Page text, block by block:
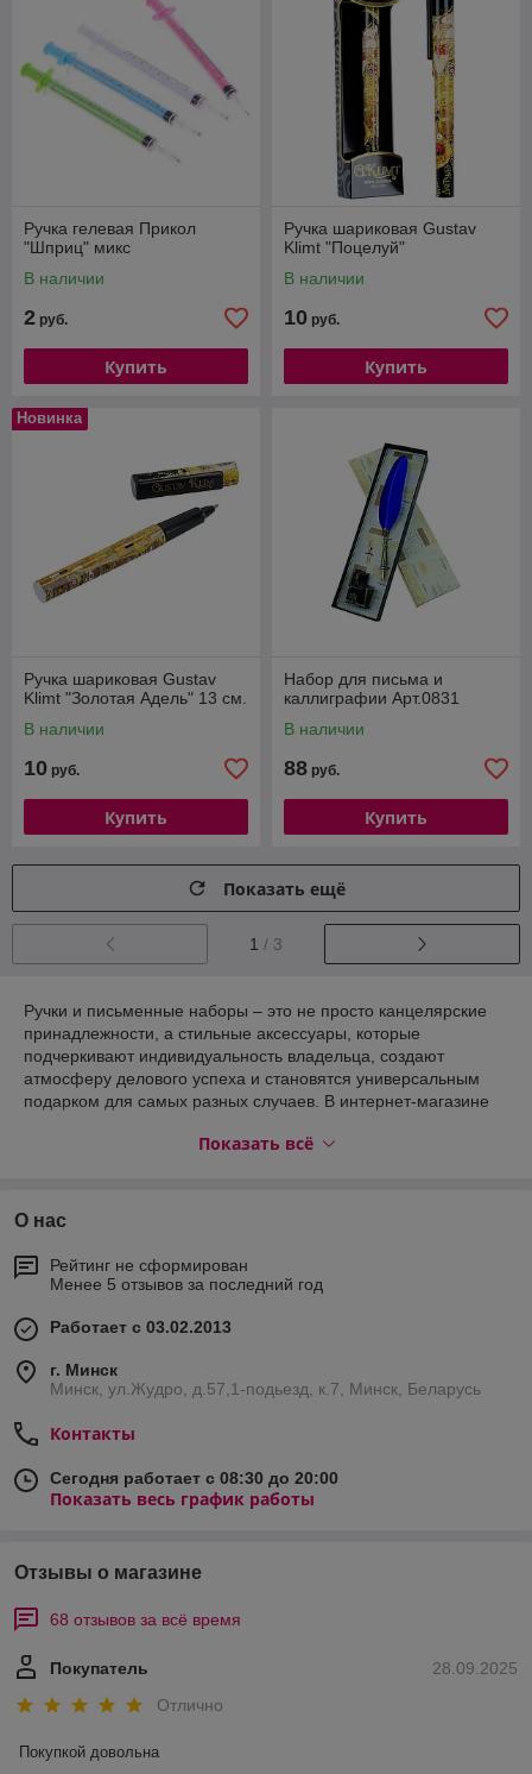
Ручка гелевая Прикол
"Шприц" микс
В наличии
2 руб.
Купить
Ручка шариковая Gustav
Klimt "Поцелуй"
В наличии
10 руб.
Купить
Новинка
Ручка шариковая Gustav
Klimt "Золотая Адель" 13 см.
В наличии
10 руб.
Купить
Набор для письма и
каллиграфии Арт.0831
В наличии
88 руб.
Купить
Показать ещё
1 / 3
Ручки и письменные наборы – это не просто канцелярские
принадлежности, а стильные аксессуары, которые
подчеркивают индивидуальность владельца, создают
атмосферу делового успеха и становятся универсальным
подарком для самых разных случаев. В интернет-магазине
комплектов, чтобы каждый покупатель мог легко найти
Что объединяет товары группы
ценность. Они предназначены для письма, заметок,
подписания документов и одновременно служат элементом
имиджа. Независимо от того, выбираете ли вы отдельную
ручку или полный письменный набор, каждый товар
объединяет:
высокое качество материалов;
возможность подарочной подачи.
повседневного использования. Легкие, надежные, с
Перьевые ручки– символ статуса и утонченного
почерка.
Роллеры– современное решение, сочетающее
шариковой.
Показать всё
О нас
Рейтинг не сформирован
Менее 5 отзывов за последний год
Работает с 03.02.2013
г. Минск
Минск, ул.Жудро, д.57,1-подьезд, к.7, Минск, Беларусь
Контакты
Сегодня работает с 08:30 до 20:00
Показать весь график работы
Отзывы о магазине
68 отзывов за всё время
28.09.2025
Покупатель
Отлично
Покупкой довольна